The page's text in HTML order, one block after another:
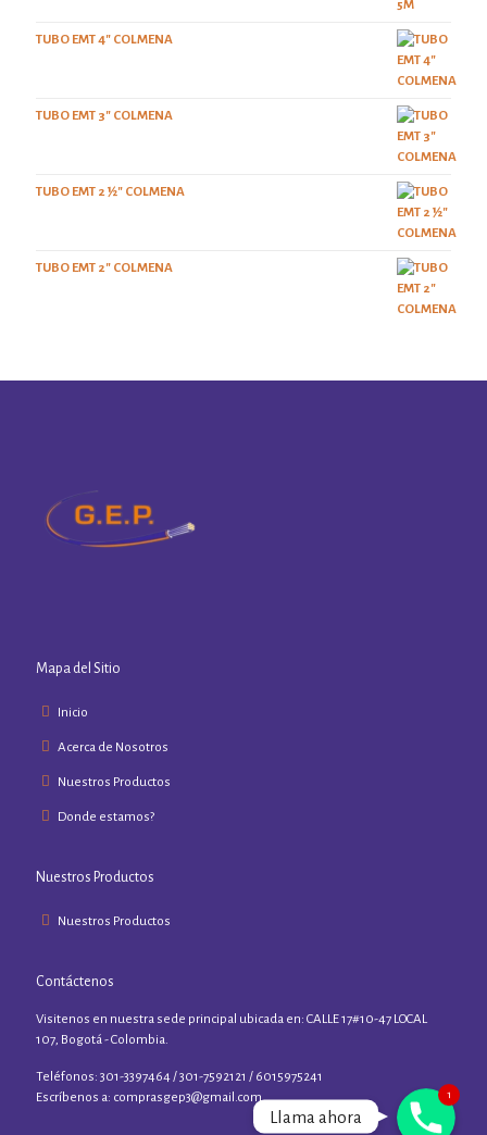
TUBO EMT 4" COLMENA
TUBO EMT 3" COLMENA
TUBO EMT 2 ½" COLMENA
TUBO EMT 2" COLMENA
Mapa del Sitio
Inicio
Acerca de Nosotros
Nuestros Productos
Donde estamos?
Nuestros Productos
Nuestros Productos
Contáctenos
Visitenos en nuestra sede principal ubicada en: CALLE 17#10-47 LOCAL
107, Bogotá - Colombia.
Teléfonos: 301-3397464 / 301-7592121 / 6015975241
Escríbenos a: comprasgep3@gmail.com
Phone
Llama ahora